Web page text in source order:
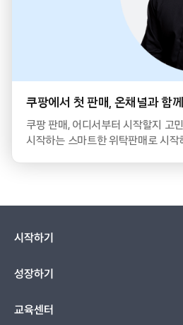
쿠팡에서 첫 판매, 온채널과 함
쿠팡 판매, 어디서부터 시작할지 고
시작하는 스마트한 위탁판매로 시작
시작하기
성장하기
교육센터